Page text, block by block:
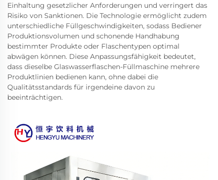
Einhaltung gesetzlicher Anforderungen und verringert das
Risiko von Sanktionen. Die Technologie ermöglicht zudem
unterschiedliche Füllgeschwindigkeiten, sodass Bediener
Produktionsvolumen und schonende Handhabung
bestimmter Produkte oder Flaschentypen optimal
abwägen können. Diese Anpassungsfähigkeit bedeutet,
dass dieselbe Glaswasserflaschen-Füllmaschine mehrere
Produktlinien bedienen kann, ohne dabei die
Qualitätsstandards für irgendeine davon zu
beeinträchtigen.